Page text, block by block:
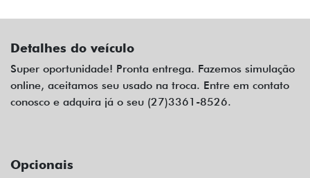
Detalhes do veículo
Super oportunidade! Pronta entrega. Fazemos simulação
online, aceitamos seu usado na troca. Entre em contato
conosco e adquira já o seu (27)3361-8526.
Opcionais